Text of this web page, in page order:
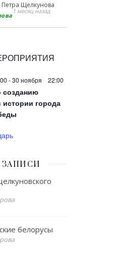
Щелкунова
1 месяц назад
-30 ноября 22:00
созданию
истории города
белорусы